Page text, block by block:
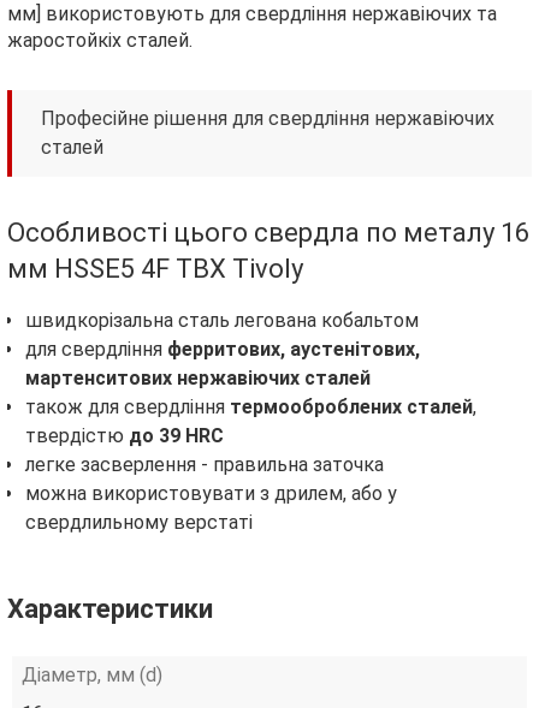
мм] використовують для свердління нержавіючих та
жаростойкіх сталей.
Професійне рішення для свердління нержавіючих
сталей
Особливості цього свердла по металу 16
мм HSSE5 4F TBX Tivoly
швидкорізальна сталь легована кобальтом
для свердління ферритових, аустенітових,
мартенситових нержавіючих сталей
також для свердління термооброблених сталей,
твердістю до 39 HRC
легке засверлення - правильна заточка
можна використовувати з дрилем, або у
свердлильному верстаті
Характеристики
Діаметр, мм (d)